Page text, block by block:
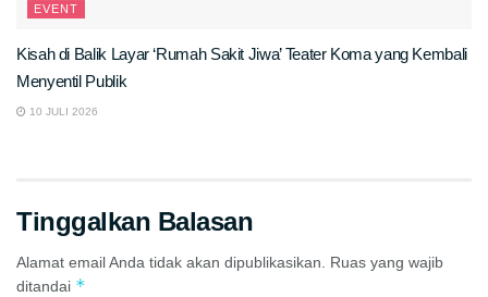
EVENT
Kisah di Balik Layar ‘Rumah Sakit Jiwa’ Teater Koma yang Kembali
Menyentil Publik
10 JULI 2026
Tinggalkan Balasan
Alamat email Anda tidak akan dipublikasikan.
Ruas yang wajib
ditandai *